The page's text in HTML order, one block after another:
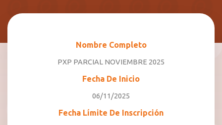
Nombre Completo
PXP PARCIAL NOVIEMBRE 2025
Fecha De Inicio
06/11/2025
Fecha Límite De Inscripción